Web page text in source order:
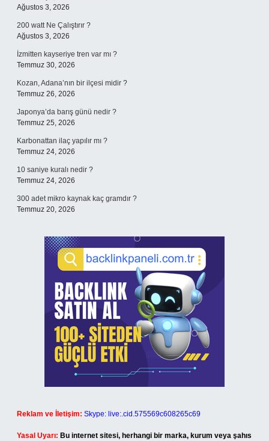
Ağustos 3, 2026
200 watt Ne Çalıştırır ?
Ağustos 3, 2026
İzmitten kayseriye tren var mı ?
Temmuz 30, 2026
Kozan, Adana’nın bir ilçesi midir ?
Temmuz 26, 2026
Japonya’da barış günü nedir ?
Temmuz 25, 2026
Karbonattan ilaç yapılır mı ?
Temmuz 24, 2026
10 saniye kuralı nedir ?
Temmuz 24, 2026
300 adet mikro kaynak kaç gramdır ?
Temmuz 20, 2026
Reklam ve İletişim: Skype: live:.cid.575569c608265c69
Yasal Uyarı: Bu internet sitesi, herhangi bir marka, kurum veya şahıs